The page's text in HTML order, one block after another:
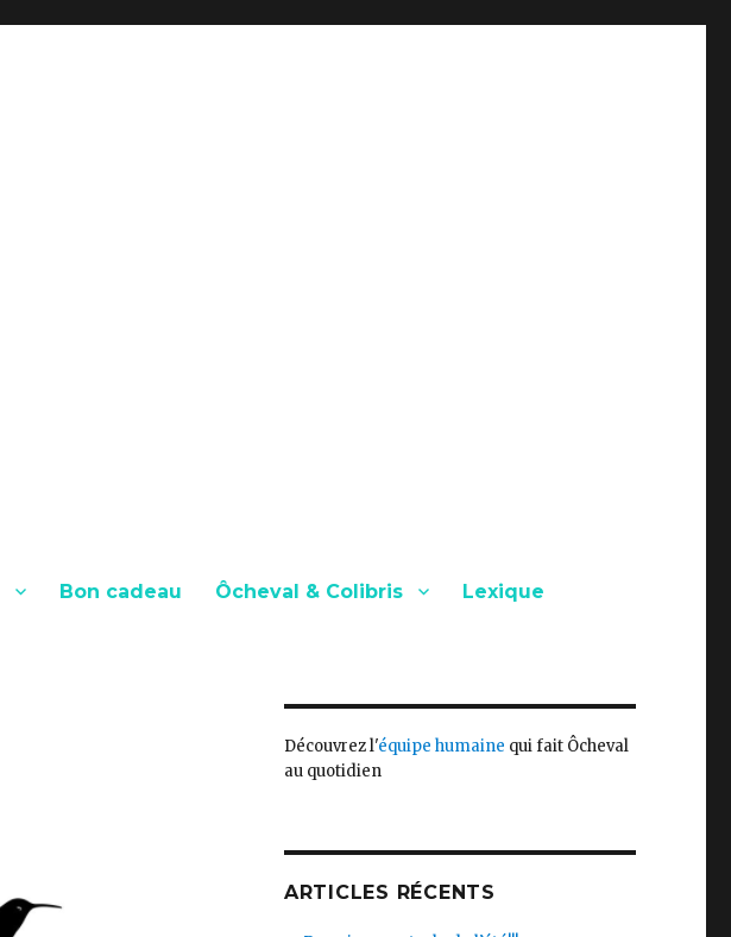
Bon cadeau Ôcheval & Colibris Lexique
Découvrez l'équipe humaine qui fait Ôcheval
au quotidien
ARTICLES RÉCENTS